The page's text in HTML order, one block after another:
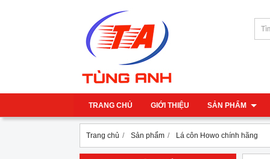
TRANG CHỦ GIỚI THIỆU SẢN PHẨM
Trang chủ Sản phẩm Lá côn Howo chính hãng